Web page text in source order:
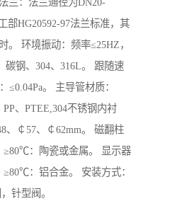
兰：法兰通径为DN20-
部HG20592-97法兰标准，其
。 环境振动：频率≤25HZ，
碳钢、304、316L。 跟随速
≤0.04Pa。 主导管材质：
、PTEE,304不锈钢内衬
、￠57、￠62mm。 磁翻柱
：陶瓷或金属。 显示器
：铝合金。 安装方式：
针型阀。